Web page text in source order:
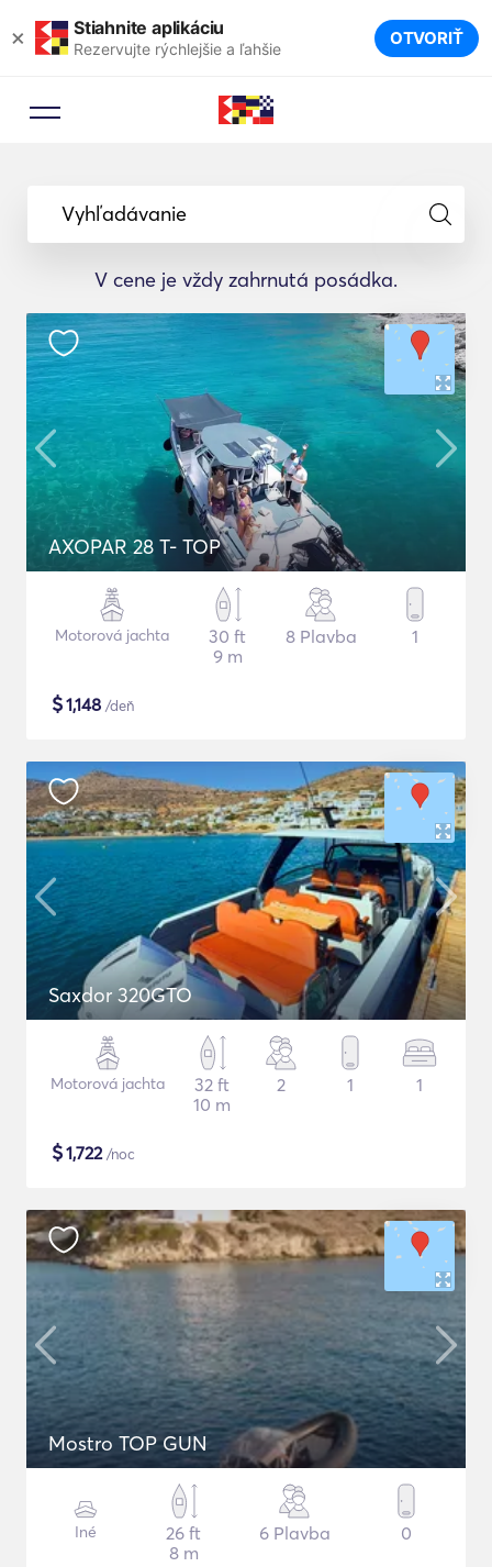
× Stiahnite aplikáciu
Rezervujte rýchlejšie a ľahšie OTVORIŤ
Vyhľadávanie
V cene je vždy zahrnutá posádka.
AXOPAR 28 T- TOP
Motorová jachta
30 ft
9 m
8 Plavba 1
$1,148 /deň
Saxdor 320GTO
Motorová jachta
32 ft
10 m
2 1 1
$1,722/noc
Mostro TOP GUN
Iné
26 ft
8 m
6 Plavba 0